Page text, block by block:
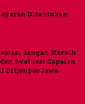
Ditentukan
dengan Meraih
Evaluasi Capaian
Ditjenpas Jawa